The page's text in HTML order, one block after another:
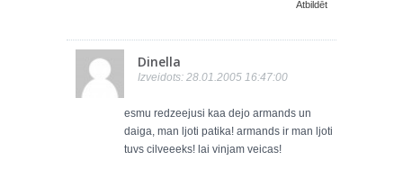
Atbildēt
Dinella
Izveidots: 28.01.2005 16:47:00
esmu redzeejusi kaa dejo armands un
daiga, man ljoti patika! armands ir man ljoti
tuvs cilveeeks! lai vinjam veicas!